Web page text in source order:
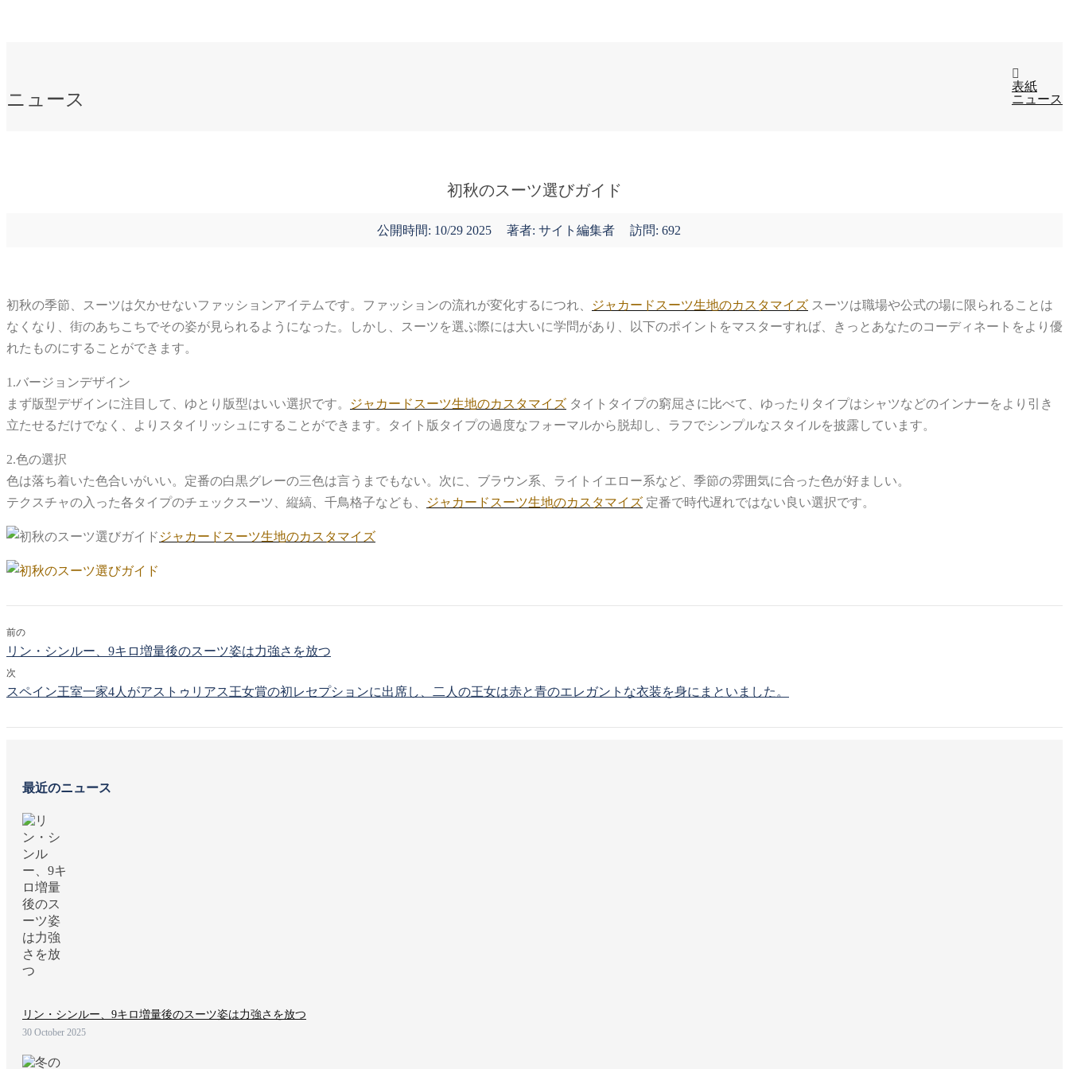
ニュース
表紙
ニュース
初秋のスーツ選びガイド
公開時間: 10/29 2025 著者: サイト編集者 訪問: 692
初秋の季節、スーツは欠かせないファッションアイテムです。ファッションの流れが変化するにつれ、 ジャカードスーツ生地のカスタマイズ スーツは職場や公式の場に限られることは
なくなり、街のあちこちでその姿が見られるようになった。しかし、スーツを選ぶ際には大いに学問があり、以下のポイントをマスターすれば、きっとあなたのコーディネートをより優
れたものにすることができます。
1.バージョンデザイン
まず版型デザインに注目して、ゆとり版型はいい選択です。
ジャカードスーツ生地のカスタマイズ タイトタイプの窮屈さに比べて、ゆったりタイプはシャツなどのインナーをより引き
立たせるだけでなく、よりスタイリッシュにすることができます。タイト版タイプの過度なフォーマルから脱却し、ラフでシンプルなスタイルを披露しています。
2.色の選択
色は落ち着いた色合いがいい。定番の白黒グレーの三色は言うまでもない。次に、ブラウン系、ライトイエロー系など、季節の雰囲気に合った色が好ましい。
テクスチャの入った各タイプのチェックスーツ、縦縞、千鳥格子なども、
ジャカードスーツ生地のカスタマイズ 定番で時代遅れではない良い選択です。
ジャカードスーツ生地のカスタマイズ
前の
リン・シンルー、9キロ増量後のスーツ姿は力強さを放つ
次
スペイン王室一家4人がアストゥリアス王女賞の初レセプションに出席し、二人の王女は赤と青のエレガントな衣装を身にまといました。
最近のニュース
リン・シンルー、9キロ増量後のスーツ姿は力強さを放つ
30 October 2025